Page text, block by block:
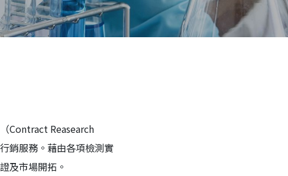
Contract Reasearch
銷服務。藉由各項檢測實
及市場開拓。